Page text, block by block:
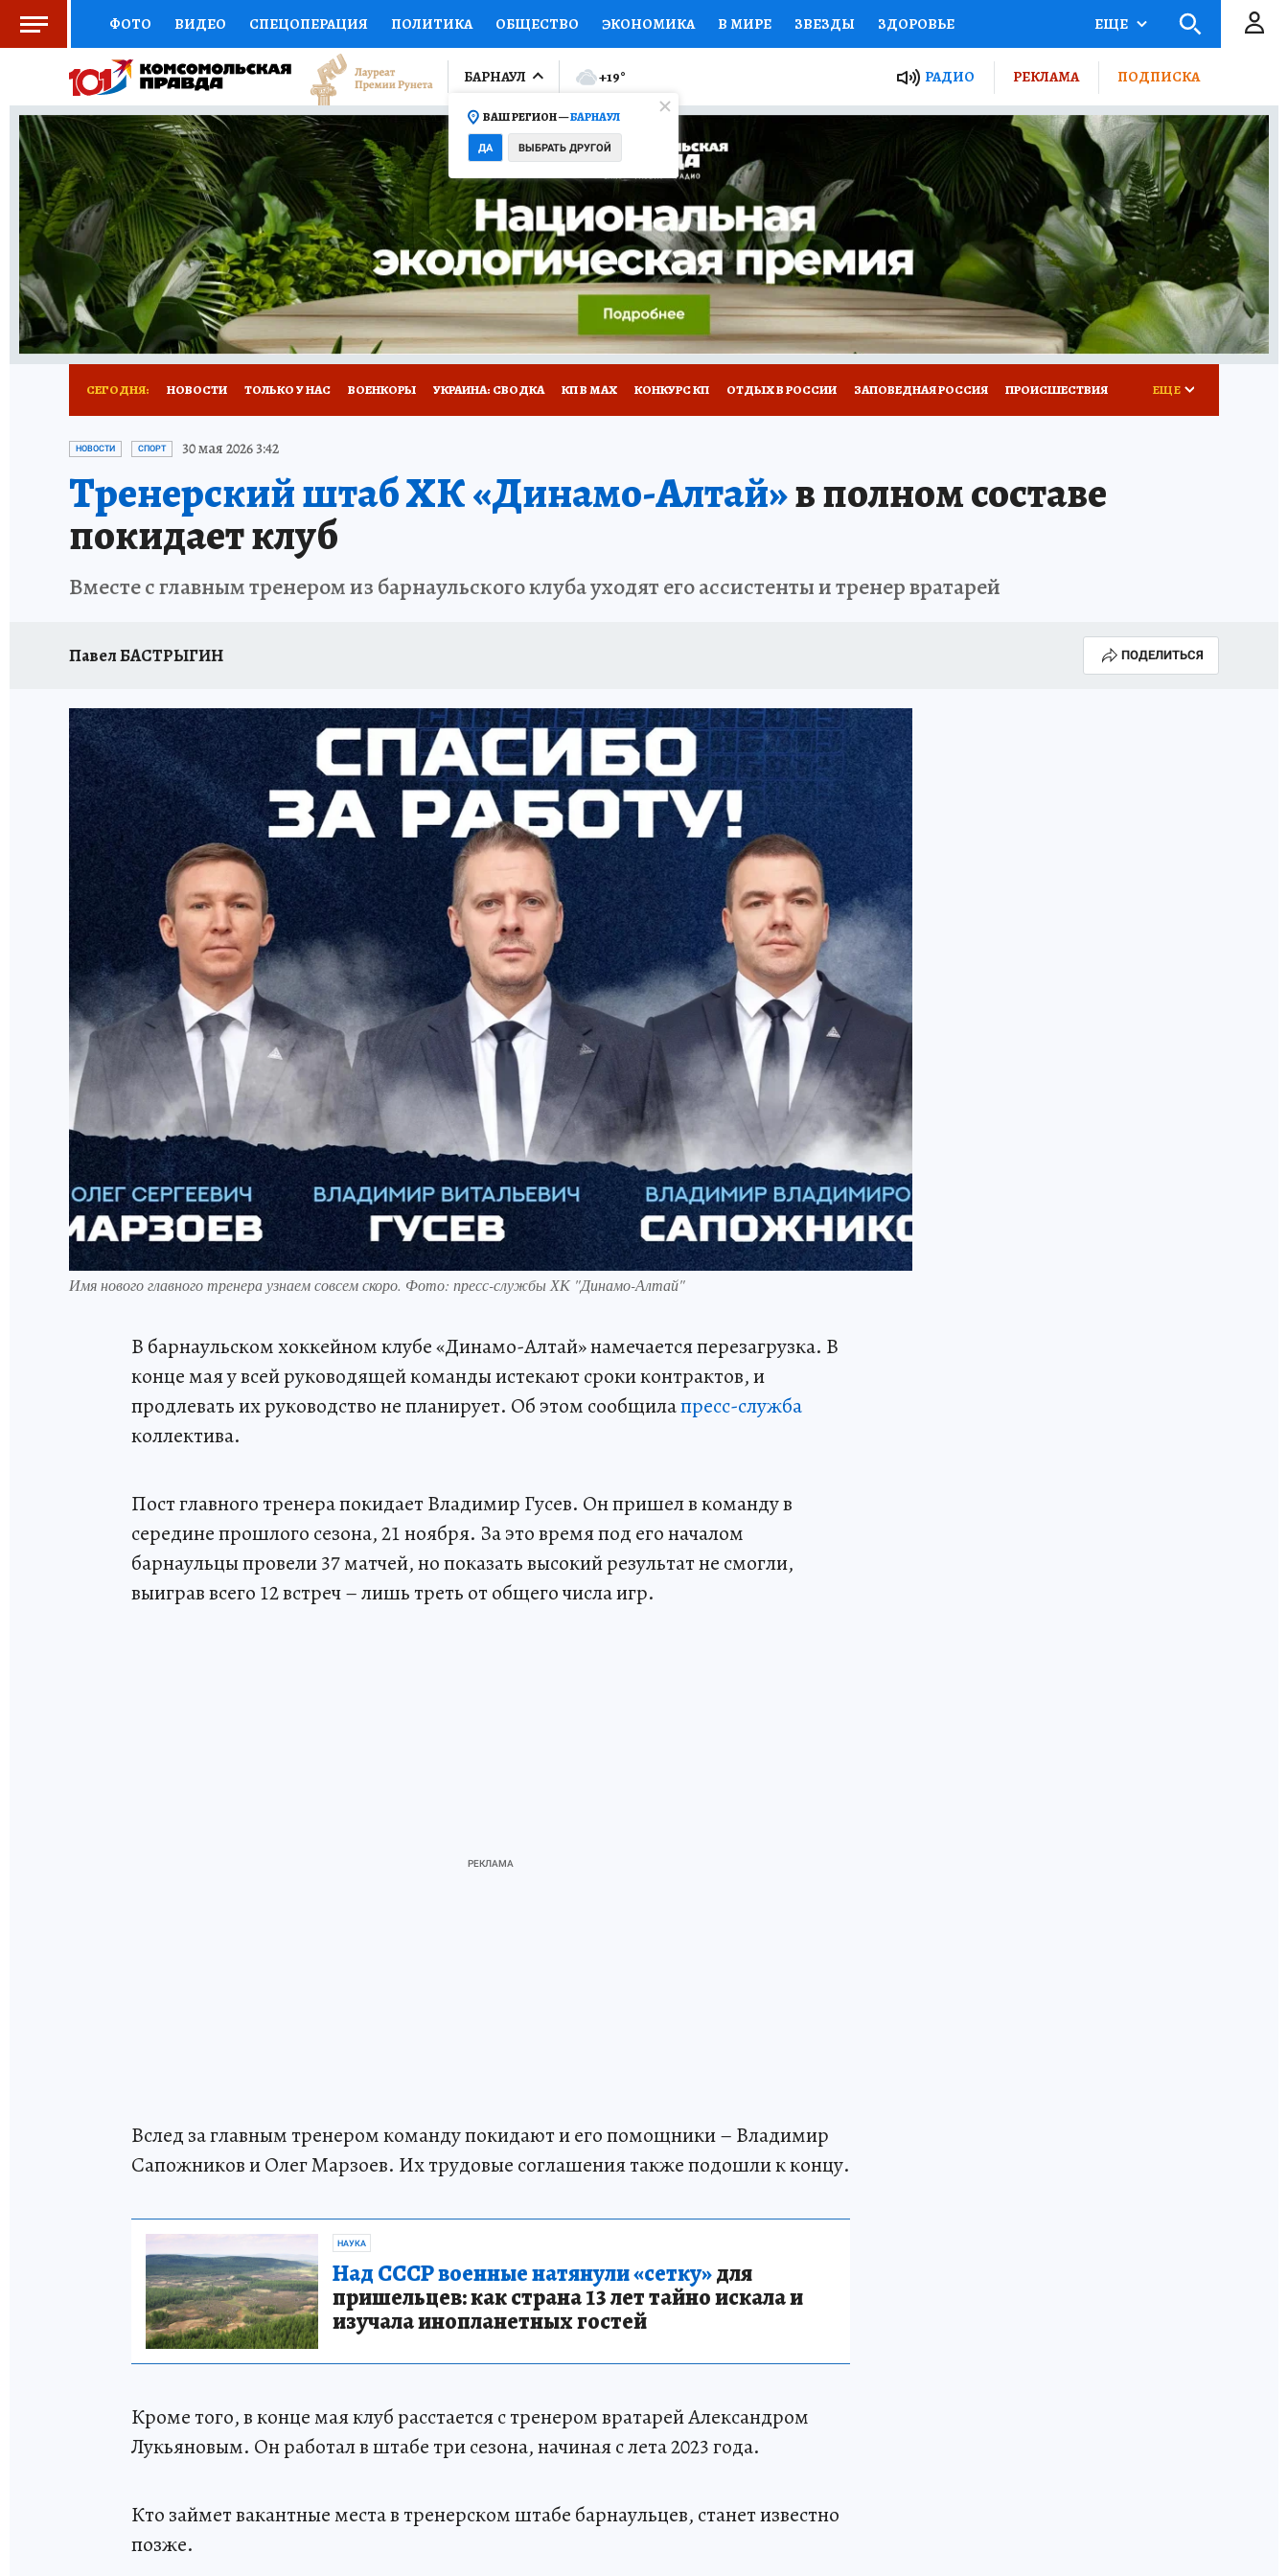
ФОТО ВИДЕО СПЕЦОПЕРАЦИЯ ПОЛИТИКА ОБЩЕСТВО ЭКОНОМИКА В МИРЕ ЗВЕЗДЫ ЗДОРОВЬЕ
СОЦПОДДЕРЖКА НАУКА СПОРТ КОЛУМНИСТЫ ПРОИСШЕСТВИЯ НАЦИОНАЛЬНЫЕ ПРОЕКТЫ РОССИИ
ВЫБОР ЭКСПЕРТОВ ДОКТОР ФИНАНСЫ ОТКРЫВАЕМ МИР Я ЗНАЮ СЕМЬЯ ЖЕНСКИЕ СЕКРЕТЫ ПУТЕВОДИТЕЛЬ
КНИЖНАЯ ПОЛКА ПРОГНОЗЫ НА СПОРТ ПРОМОКОДЫ СЕРИАЛЫ СПЕЦПРОЕКТЫ ДЕФИЦИТ ЖЕЛЕЗА ТУРИЗМ
ПРЕСС-ЦЕНТР НЕДВИЖИМОСТЬ ТЕЛЕВИЗОР КОЛЛЕКЦИИ КОНКУРСЫ РАБОТА У НАС ГИД ПОТРЕБИТЕЛЯ ВСЕ О КП
РАДИО КП РЕКЛАМА ТЕСТЫ НОВОЕ НА САЙТЕ
ЕЩЕ
БАРНАУЛ
ВАШ РЕГИОН —БАРНАУЛ
ДА ВЫБРАТЬ ДРУГОЙ
+19° РАДИО РЕКЛАМА ПОДПИСКА
СЕГОДНЯ: НОВОСТИ ТОЛЬКО У НАС ВОЕНКОРЫ УКРАИНА: СВОДКА КП В МАХ КОНКУРС КП ОТДЫХ В РОССИИ ЗАПОВЕДНАЯ РОССИЯ ПРОИСШЕСТВИЯ
АФИША ИСПЫТАНО НА СЕБЕ
ЕЩЕ
НОВОСТИ СПОРТ 30 мая 2026 3:42
Тренерский штаб ХК «Динамо-Алтай»в полном составе
покидает клуб
Вместе с главным тренером из барнаульского клуба уходят его ассистенты и тренер вратарей
Павел БАСТРЫГИН ПОДЕЛИТЬСЯ
Имя нового главного тренера узнаем совсем скоро. Фото: пресс-службы ХК "Динамо-Алтай"
В барнаульском хоккейном клубе «Динамо-Алтай» намечается перезагрузка. В
конце мая у всей руководящей команды истекают сроки контрактов, и
продлевать их руководство не планирует. Об этом сообщилапресс-служба
коллектива.
Пост главного тренера покидает Владимир Гусев. Он пришел в команду в
середине прошлого сезона, 21 ноября. За это время под его началом
барнаульцы провели 37 матчей, но показать высокий результат не смогли,
выиграв всего 12 встреч – лишь треть от общего числа игр.
Вслед за главным тренером команду покидают и его помощники – Владимир
Сапожников и Олег Марзоев. Их трудовые соглашения также подошли к концу.
НАУКА
Над СССР военные натянули «сетку»для
пришельцев: как страна 13 лет тайно искала и
изучала инопланетных гостей
Кроме того, в конце мая клуб расстается с тренером вратарей Александром
Лукьяновым. Он работал в штабе три сезона, начиная с лета 2023 года.
Кто займет вакантные места в тренерском штабе барнаульцев, станет известно
позже.